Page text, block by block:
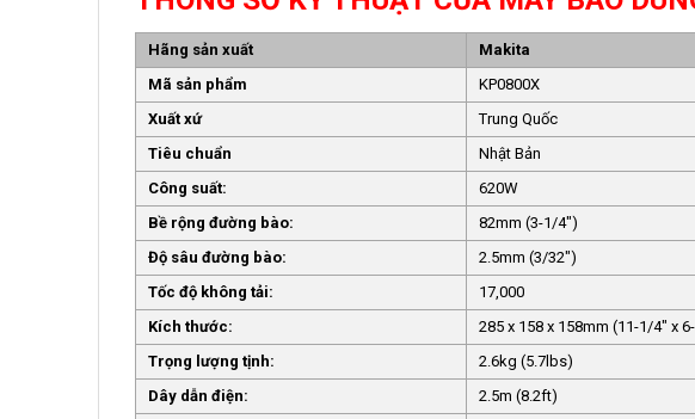
Hãng sản xuất
Makita
Mã sản phẩm
KP0800X
Xuất xứ
Trung Quốc
Tiêu chuẩn
Nhật Bản
Công suất:
620W
Bề rộng đường bào:
82mm (3-1/4″)
Độ sâu đường bào:
2.5mm (3/32″)
Tốc độ không tải:
17,000
Kích thước:
285 x 158 x 158mm (11-1/4″ x
Trọng lượng tịnh:
2.6kg (5.7lbs)
Dây dẫn điện:
2.5m (8.2ft)